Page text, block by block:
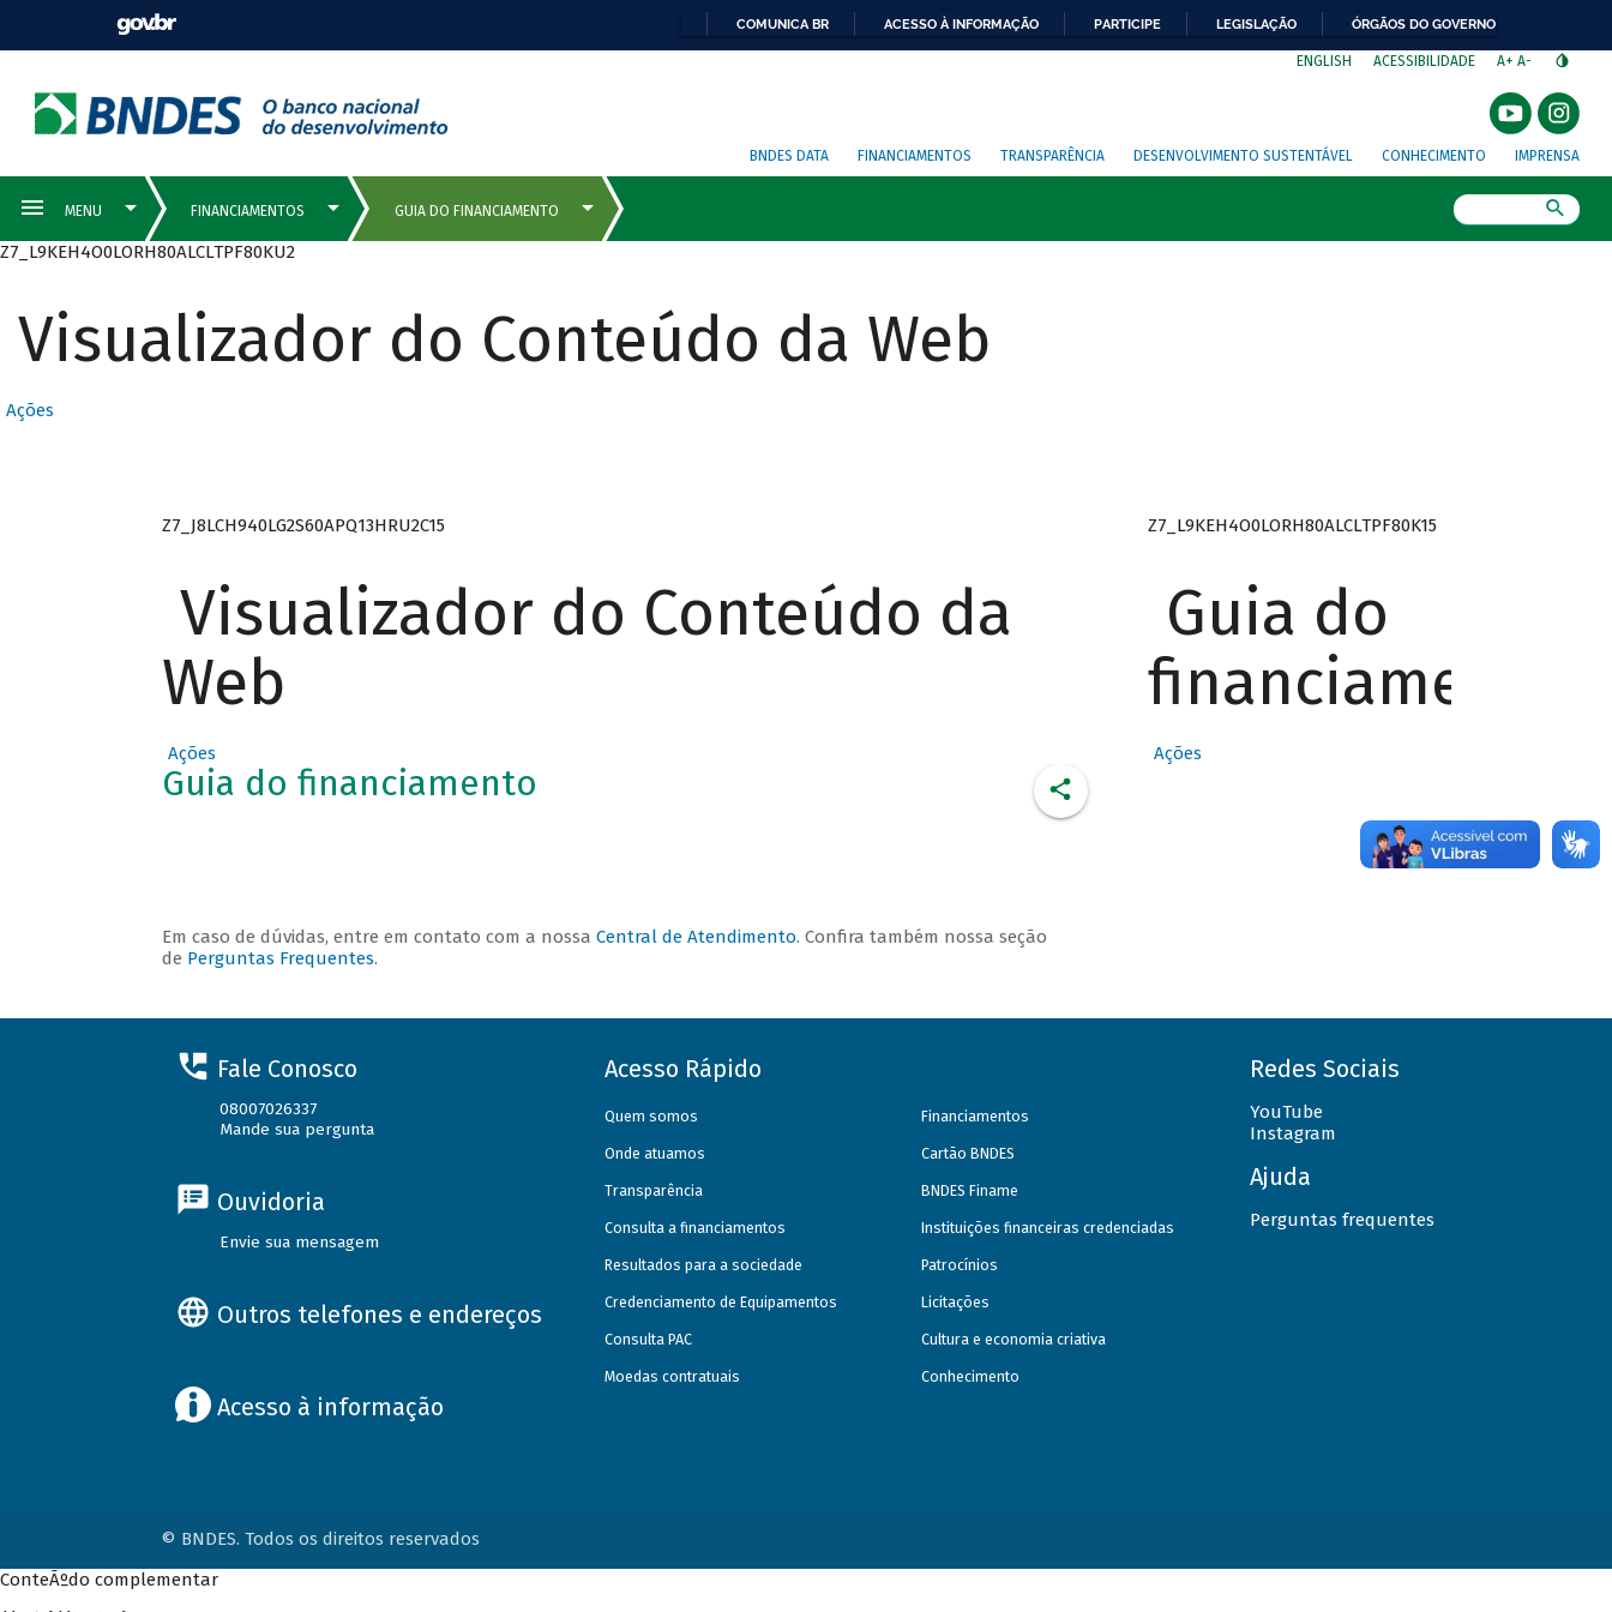
COMUNICA BR ACESSO À INFORMAÇÃO PARTICIPE LEGISLAÇÃO ÓRGÃOS DO GOVERNO
ENGLISH ACESSIBILIDADE A+ A-
BNDES DATA FINANCIAMENTOS TRANSPARÊNCIA DESENVOLVIMENTO SUSTENTÁVEL CONHECIMENTO IMPRENSA
Z7_L9KEH4O0LORH80ALCLTPF80KU2
Visualizador do Conteúdo da Web
Ações
Z7_J8LCH940LG2S60APQ13HRU2C15
Visualizador do Conteúdo da
Web
Ações
Guia do financiamento
COMO
FUNCIONA
Em caso de dúvidas, entre em contato com a nossa Central de Atendimento. Confira também nossa seção
de Perguntas Frequentes.
Z7_L9KEH4O0LORH80ALCLTPF80K15
Guia do
financiamento
Ações
Fale Conosco
08007026337
Mande sua pergunta
Ouvidoria
Envie sua mensagem
Outros telefones e endereços
Acesso à informação
Acesso Rápido
Quem somos
Onde atuamos
Transparência
Consulta a financiamentos
Resultados para a sociedade
Credenciamento de Equipamentos
Consulta PAC
Moedas contratuais
Financiamentos
Cartão BNDES
BNDES Finame
Instituições financeiras credenciadas
Patrocínios
Licitações
Cultura e economia criativa
Conhecimento
Redes Sociais
YouTube
Instagram
Ajuda
Perguntas frequentes
© BNDES. Todos os direitos reservados
ConteÃºdo complementar